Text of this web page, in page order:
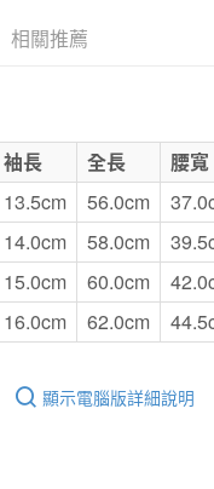
相關推薦
袖長 全長
腰寬
13.5cm 56.0cm
14.0cm 58.0cm
15.0cm 60.0cm
16.0cm 62.0cm
顯示電腦版詳細說明